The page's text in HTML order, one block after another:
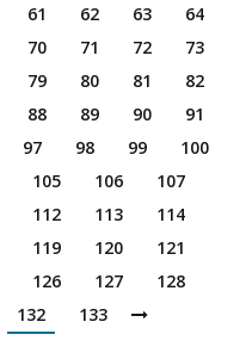
61 62 63
64
70 71 72
73
79 80 81
82
88 89 90
91
97 98 99
100
105 106
107
112 113
114
119 120
121
126 127
128
132 133